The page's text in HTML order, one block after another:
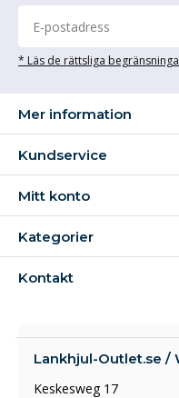
* Läs de rättsliga
Mer information
Kundservice
Mitt konto
Kategorier
Kontakt
Lankhjul-Outlet.se /
Keskesweg 17